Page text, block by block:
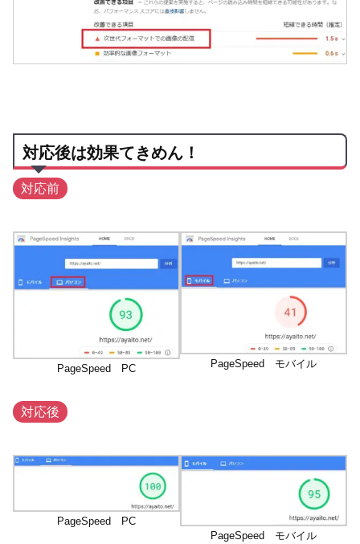
対応後は効果てきめん！
対応前
PageSpeed PC PageSpeed モバイル
対応後
PageSpeed PC
PageSpeed モバイル